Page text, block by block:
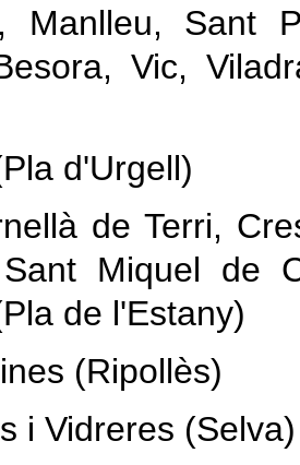
Manlleu, Sant
Vic,
d'Urgell)
de Terri,
Miquel de
de l'Estany)
(Ripollès)
i Vidreres